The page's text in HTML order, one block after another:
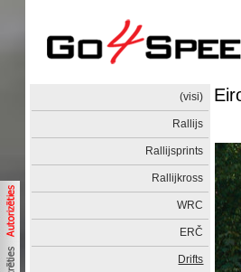
(visi)
Rallijs
Rallijsprints
Rallijkross
WRC
ERČ
Drifts